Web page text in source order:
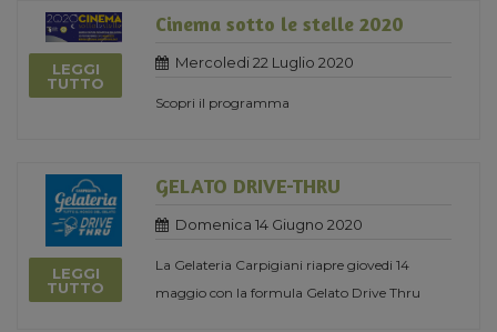
LEGGI
TUTTO
Cinema sotto le stelle 2020
Mercoledi 22 Luglio 2020
Scopri il programma
LEGGI
TUTTO
GELATO DRIVE-THRU
Domenica 14 Giugno 2020
La Gelateria Carpigiani riapre giovedi 14
maggio con la formula Gelato Drive Thru